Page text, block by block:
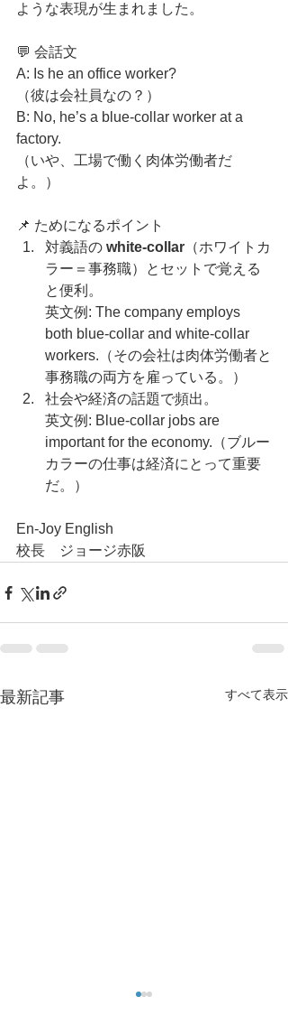
ような表現が生まれました。
💬 会話文
A: Is he an office worker?
（彼は会社員なの？）
B: No, he’s a blue-collar worker at a
factory.
（いや、工場で働く肉体労働者だ
よ。）
📌 ためになるポイント
対義語の white-collar （ホワイトカ
ラー＝事務職）とセットで覚える
と便利。
英文例: The company employs
both blue-collar and white-collar
workers.（その会社は肉体労働者と
事務職の両方を雇っている。）
社会や経済の話題で頻出。
英文例: Blue-collar jobs are
important for the economy.（ブルー
カラーの仕事は経済にとって重要
だ。）
En-Joy English
校長　ジョージ赤阪
最新記事 すべて表示